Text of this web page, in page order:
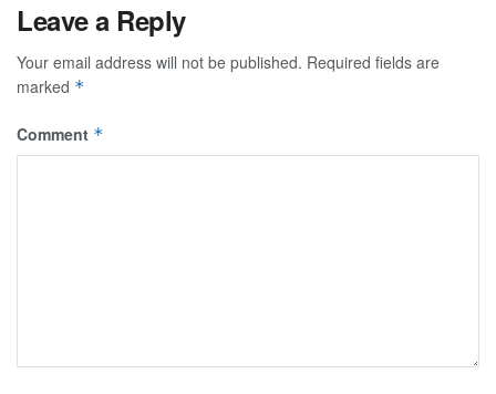
Leave a Reply
Your email address will not be published. Required fields are
marked *
Comment *